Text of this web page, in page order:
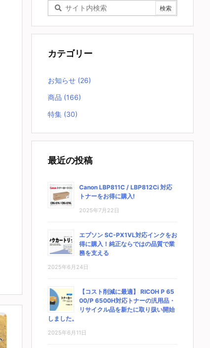
カテゴリー
お知らせ (26)
商品 (166)
特集 (30)
最近の投稿
Canon LBP811C / LBP812Ci 対応
トナーをお得に購入!
2025年7月22日
エプソン SC-PX1VL対応インクをお
得に購入！純正ならではの品質で業
務を支える
2025年6月24日
【コスト削減に最適】 RICOH P 65
00/P 6500H対応トナーの汎用品・
リサイクル品を新たに取り扱い開始
しました。
2025年6月11日